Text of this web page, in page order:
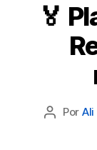
🏅
Autor
Por Ali